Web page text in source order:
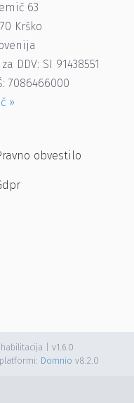
63
Krško
DDV: SI 91438551
7086466000
»
obvestilo
| v1.6.0
Domnio v8.2.0